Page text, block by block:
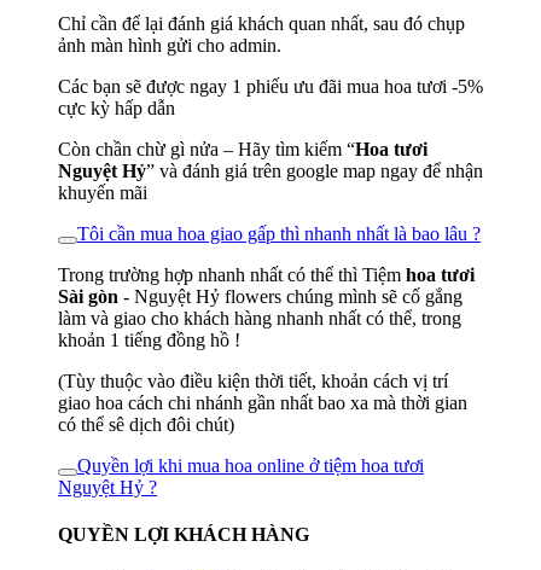
Chỉ cần để lại đánh giá khách quan nhất, sau đó chụp
ảnh màn hình gửi cho admin.
Các bạn sẽ được ngay 1 phiếu ưu đãi mua hoa tươi -5%
cực kỳ hấp dẫn
Còn chần chừ gì nửa – Hãy tìm kiếm “Hoa tươi
Nguyệt Hỷ” và đánh giá trên google map ngay để nhận
khuyến mãi
Tôi cần mua hoa giao gấp thì nhanh nhất là bao lâu ?
Trong trường hợp nhanh nhất có thể thì Tiệm hoa tươi
Sài gòn - Nguyệt Hỷ flowers chúng mình sẽ cố gắng
làm và giao cho khách hàng nhanh nhất có thể, trong
khoản 1 tiếng đồng hồ !
(Tùy thuộc vào điều kiện thời tiết, khoản cách vị trí
giao hoa cách chi nhánh gần nhất bao xa mà thời gian
có thể sê dịch đôi chút)
Quyền lợi khi mua hoa online ở tiệm hoa tươi
Nguyệt Hỷ ?
QUYỀN LỢI KHÁCH HÀNG